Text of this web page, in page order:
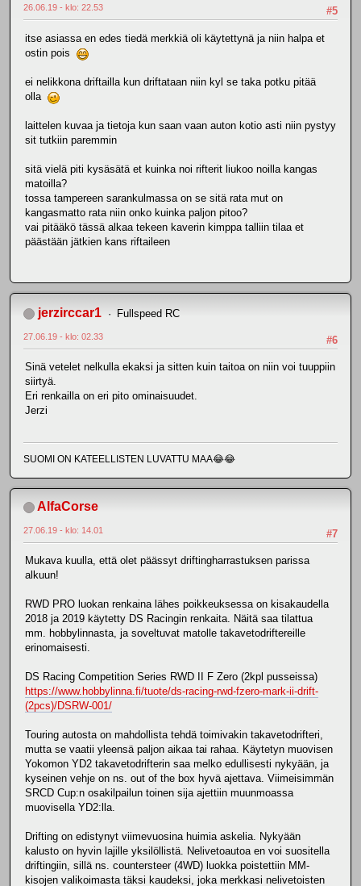
#5
26.06.19 - klo: 22.53
itse asiassa en edes tiedä merkkiä oli käytettynä ja niin halpa et
ostin pois
ei nelikkona driftailla kun driftataan niin kyl se taka potku pitää
olla
laittelen kuvaa ja tietoja kun saan vaan auton kotio asti niin pystyy
sit tutkiin paremmin
sitä vielä piti kysäsätä et kuinka noi rifterit liukoo noilla kangas
matoilla?
tossa tampereen sarankulmassa on se sitä rata mut on
kangasmatto rata niin onko kuinka paljon pitoo?
vai pitääkö tässä alkaa tekeen kaverin kimppa talliin tilaa et
päästään jätkien kans riftaileen
jerzirccar1 Fullspeed RC
#6
27.06.19 - klo: 02.33
Sinä vetelet nelkulla ekaksi ja sitten kuin taitoa on niin voi tuuppiin
siirtyä.
Eri renkailla on eri pito ominaisuudet.
Jerzi
SUOMI ON KATEELLISTEN LUVATTU MAA😂😂
AlfaCorse
#7
27.06.19 - klo: 14.01
Mukava kuulla, että olet päässyt driftingharrastuksen parissa
alkuun!
RWD PRO luokan renkaina lähes poikkeuksessa on kisakaudella
2018 ja 2019 käytetty DS Racingin renkaita. Näitä saa tilattua
mm. hobbylinnasta, ja soveltuvat matolle takavetodriftereille
erinomaisesti.
DS Racing Competition Series RWD II F Zero (2kpl pusseissa)
https://www.hobbylinna.fi/tuote/ds-racing-rwd-fzero-mark-ii-drift-
(2pcs)/DSRW-001/
Touring autosta on mahdollista tehdä toimivakin takavetodrifteri,
mutta se vaatii yleensä paljon aikaa tai rahaa. Käytetyn muovisen
Yokomon YD2 takavetodrifterin saa melko edullisesti nykyään, ja
kyseinen vehje on ns. out of the box hyvä ajettava. Viimeisimmän
SRCD Cup:n osakilpailun toinen sija ajettiin muunmoassa
muovisella YD2:lla.
Drifting on edistynyt viimevuosina huimia askelia. Nykyään
kalusto on hyvin lajille yksilöllistä. Nelivetoautoa en voi suositella
driftingiin, sillä ns. countersteer (4WD) luokka poistettiin MM-
kisojen valikoimasta täksi kaudeksi, joka merkkasi nelivetoisten